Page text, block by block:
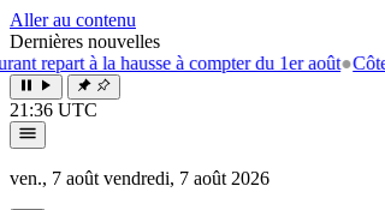
Aller au contenu
Dernières nouvelles
la hausse à compter du 1er août●Côte d'Ivoire :
21:36 UTC
ven., 7 août vendredi, 7 août 2026